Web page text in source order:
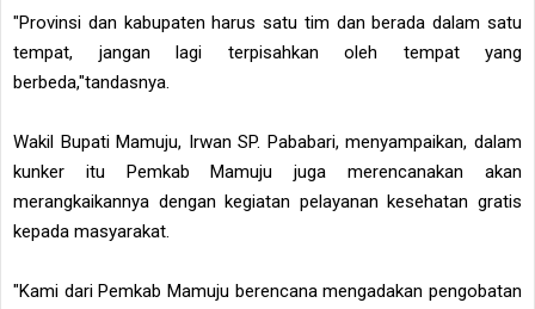
"Provinsi dan kabupaten harus satu tim dan berada dalam satu
tempat, jangan lagi terpisahkan oleh tempat yang
berbeda,"tandasnya.
Wakil Bupati Mamuju, Irwan SP. Pababari, menyampaikan, dalam
kunker itu Pemkab Mamuju juga merencanakan akan
merangkaikannya dengan kegiatan pelayanan kesehatan gratis
kepada masyarakat.
"Kami dari Pemkab Mamuju berencana mengadakan pengobatan